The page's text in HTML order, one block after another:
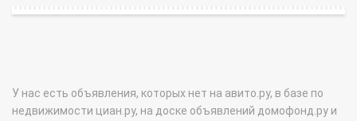
У нас есть объявления, которых нет на авито.ру, в базе по
недвижимости циан.ру, на доске объявлений домофонд.ру и